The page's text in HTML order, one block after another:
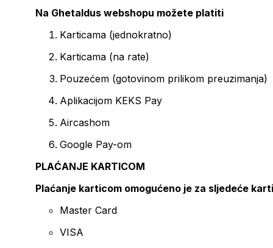
Na Ghetaldus webshopu možete platiti
Karticama (jednokratno)
Karticama (na rate)
Pouzećem (gotovinom prilikom preuzimanja)
Aplikacijom KEKS Pay
Aircashom
Google Pay-om
PLAĆANJE KARTICOM
Plaćanje karticom omogućeno je za sljedeće
Master Card
VISA